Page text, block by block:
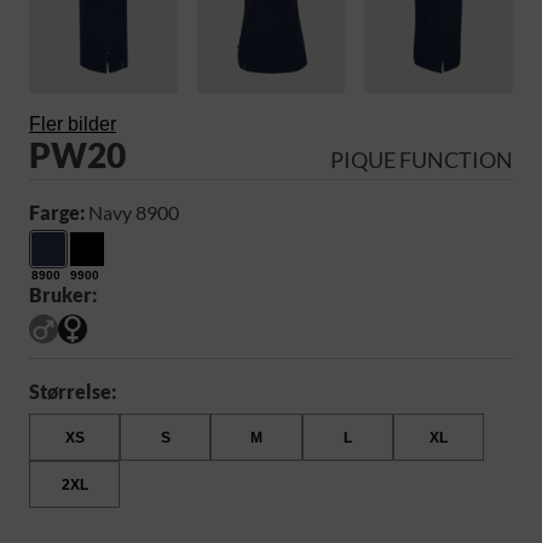
Fler bilder
PW20 PIQUE FUNCTION
Farge: Navy 8900
8900 9900
Bruker:
Størrelse:
XS S M L XL
2XL